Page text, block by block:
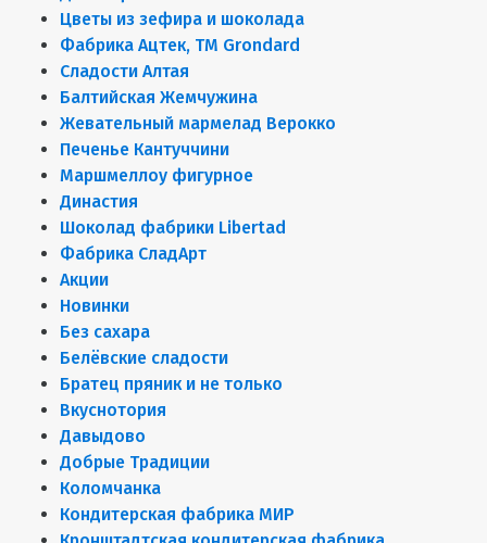
Цветы из зефира и шоколада
Фабрика Ацтек, ТМ Grondard
Сладости Алтая
Балтийская Жемчужина
Жевательный мармелад Верокко
Печенье Кантуччини
Маршмеллоу фигурное
Династия
Шоколад фабрики Libertad
Фабрика СладАрт
Акции
Новинки
Без сахара
Белёвские сладости
Братец пряник и не только
Вкуснотория
Давыдово
Добрые Традиции
Коломчанка
Кондитерская фабрика МИР